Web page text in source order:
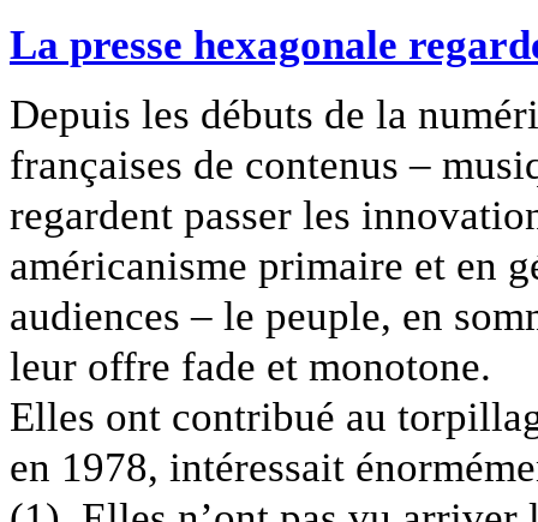
La presse hexagonale
Depuis les débuts de la
françaises de contenus –
regardent passer les
américanisme primaire et en
audiences – le peuple, en
leur offre fade et monotone.
Elles ont contribué au
en 1978, intéressait